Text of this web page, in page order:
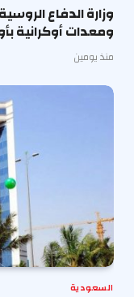
وزارة الدفاع
ومعدات أوكرانية
منذ يومين
السعودية